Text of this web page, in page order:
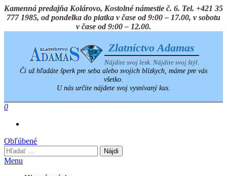
Preskočiť
na
Kamenná predajňa Kolárovo, Kostolné námestie č. 6. Tel. +421 35
777 1985, od pondelka do piatka v čase od 9:00 – 17.00, v sobotu
v čase od 9:00 – 12.00.
Zlatníctvo Adamas
Nájdite svoj lesk. Nájdite svoj štýl.
Či už hľadáte šperk pre seba alebo svojich blízkych, máme pre vás
všetko.
U nás určite nájdete svoj vysnívaný kus.
0
Obľúbené
Hľadať:
Menu